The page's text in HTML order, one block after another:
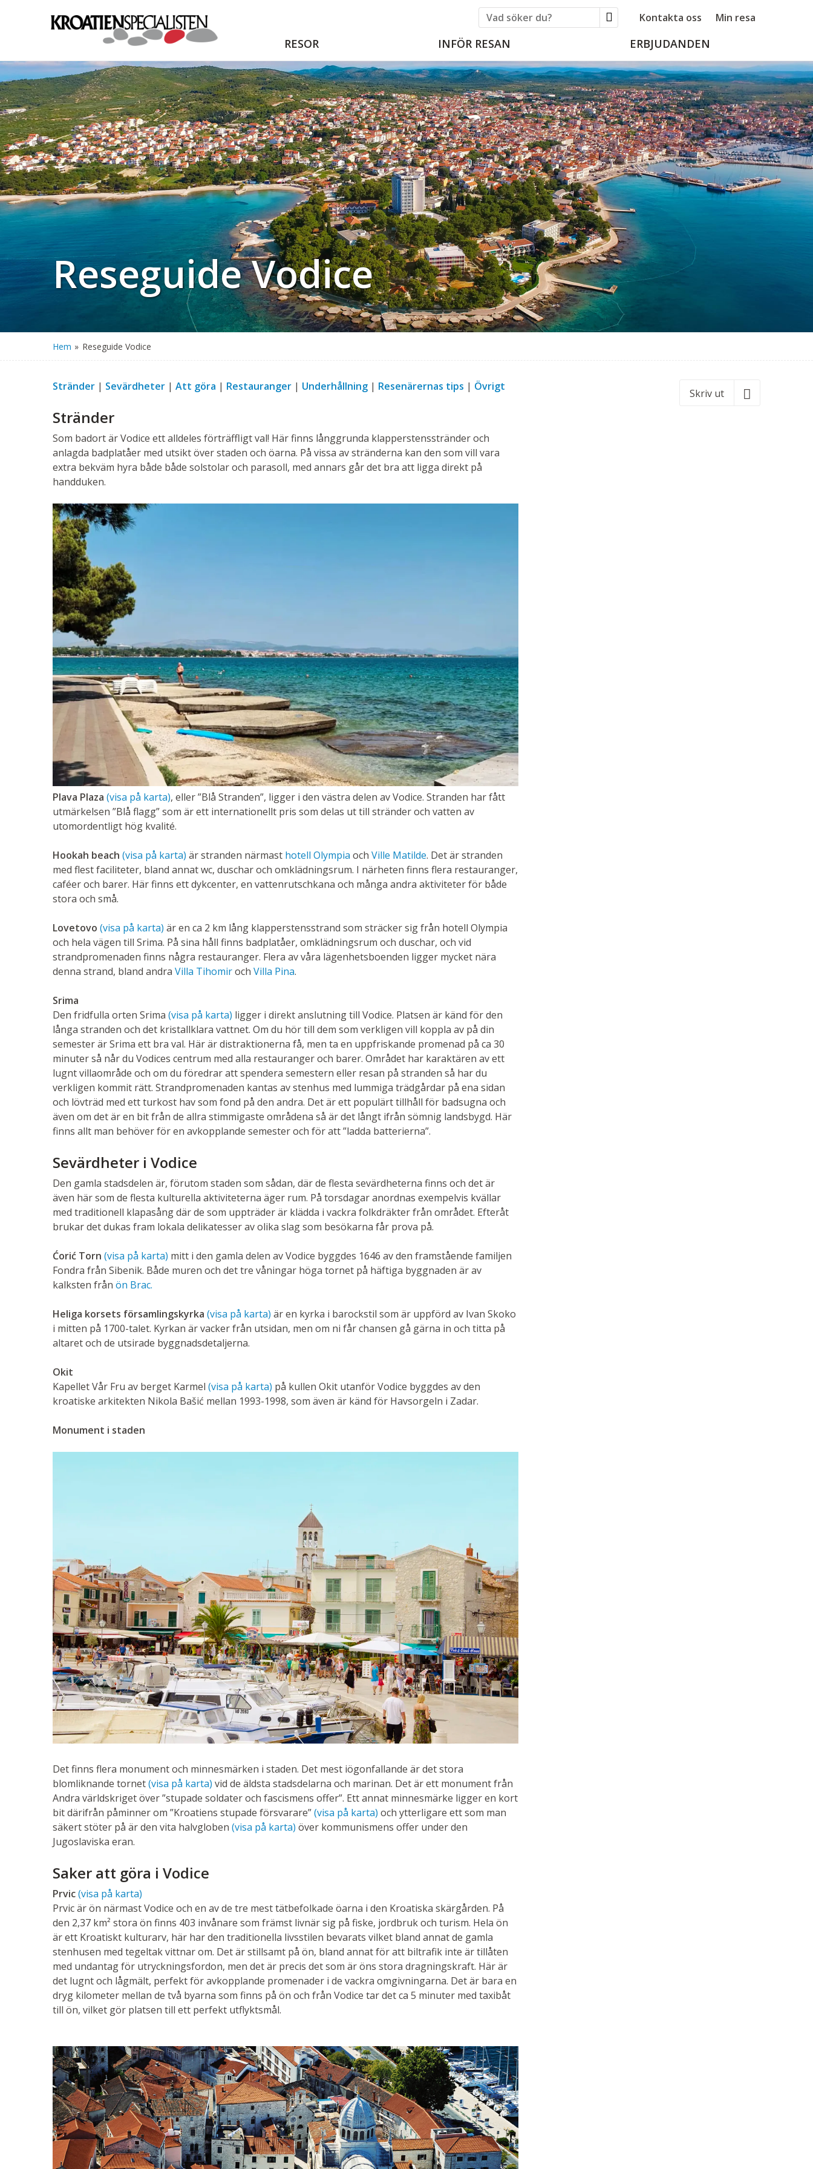
Kontakta oss Min resa
RESOR INFÖR RESAN ERBJUDANDEN
Reseguide Vodice
Hem » Reseguide Vodice
Stränder | Sevärdheter | Att göra | Restauranger | Underhållning | Resenärernas tips | Övrigt
Stränder
Som badort är Vodice ett alldeles förträffligt val! Här finns långgrunda klapperstensstränder och
anlagda badplatåer med utsikt över staden och öarna. På vissa av stränderna kan den som vill vara
extra bekväm hyra både både solstolar och parasoll, med annars går det bra att ligga direkt på
handduken.
Plava Plaza (visa på karta), eller ”Blå Stranden”, ligger i den västra delen av Vodice. Stranden har fått
utmärkelsen ”Blå flagg” som är ett internationellt pris som delas ut till stränder och vatten av
utomordentligt hög kvalité.
Hookah beach (visa på karta) är stranden närmast hotell Olympia och Ville Matilde. Det är stranden
med flest faciliteter, bland annat wc, duschar och omklädningsrum. I närheten finns flera restauranger,
caféer och barer. Här finns ett dykcenter, en vattenrutschkana och många andra aktiviteter för både
stora och små.
Lovetovo (visa på karta) är en ca 2 km lång klapperstensstrand som sträcker sig från hotell Olympia
och hela vägen till Srima. På sina håll finns badplatåer, omklädningsrum och duschar, och vid
strandpromenaden finns några restauranger. Flera av våra lägenhetsboenden ligger mycket nära
denna strand, bland andra Villa Tihomiroch Villa Pina.
Srima
Den fridfulla orten Srima (visa på karta) ligger i direkt anslutning till Vodice. Platsen är känd för den
långa stranden och det kristallklara vattnet. Om du hör till dem som verkligen vill koppla av på din
semester är Srima ett bra val. Här är distraktionerna få, men ta en uppfriskande promenad på ca 30
minuter så når du Vodices centrum med alla restauranger och barer. Området har karaktären av ett
lugnt villaområde och om du föredrar att spendera semestern eller resan på stranden så har du
verkligen kommit rätt. Strandpromenaden kantas av stenhus med lummiga trädgårdar på ena sidan
och lövträd med ett turkost hav som fond på den andra. Det är ett populärt tillhåll för badsugna och
även om det är en bit från de allra stimmigaste områdena så är det långt ifrån sömnig landsbygd. Här
finns allt man behöver för en avkopplande semester och för att ”ladda batterierna”.
Sevärdheter i Vodice
Den gamla stadsdelen är, förutom staden som sådan, där de flesta sevärdheterna finns och det är
även här som de flesta kulturella aktiviteterna äger rum. På torsdagar anordnas exempelvis kvällar
med traditionell klapasång där de som uppträder är klädda i vackra folkdräkter från området. Efteråt
brukar det dukas fram lokala delikatesser av olika slag som besökarna får prova på.
Ćorić Torn (visa på karta) mitt i den gamla delen av Vodice byggdes 1646 av den framstående familjen
Fondra från Sibenik. Både muren och det tre våningar höga tornet på häftiga byggnaden är av
kalksten från ön Brac.
Heliga korsets församlingskyrka (visa på karta) är en kyrka i barockstil som är uppförd av Ivan Skoko
i mitten på 1700-talet. Kyrkan är vacker från utsidan, men om ni får chansen gå gärna in och titta på
altaret och de utsirade byggnadsdetaljerna.
Okit
Kapellet Vår Fru av berget Karmel (visa på karta) på kullen Okit utanför Vodice byggdes av den
kroatiske arkitekten Nikola Bašić mellan 1993-1998, som även är känd för Havsorgeln i Zadar.
Monument i staden
Det finns flera monument och minnesmärken i staden. Det mest iögonfallande är det stora
blomliknande tornet(visa på karta) vid de äldsta stadsdelarna och marinan. Det är ett monument från
Andra världskriget över ”stupade soldater och fascismens offer”. Ett annat minnesmärke ligger en kort
bit därifrån påminner om ”Kroatiens stupade försvarare”(visa på karta) och ytterligare ett som man
säkert stöter på är den vita halvgloben (visa på karta) över kommunismens offer under den
Jugoslaviska eran.
Saker att göra i Vodice
Prvic(visa på karta)
Prvic är ön närmast Vodice och en av de tre mest tätbefolkade öarna i den Kroatiska skärgården. På
den 2,37 km² stora ön finns 403 invånare som främst livnär sig på fiske, jordbruk och turism. Hela ön
är ett Kroatiskt kulturarv, här har den traditionella livsstilen bevarats vilket bland annat de gamla
stenhusen med tegeltak vittnar om. Det är stillsamt på ön, bland annat för att biltrafik inte är tillåten
med undantag för utryckningsfordon, men det är precis det som är öns stora dragningskraft. Här är
det lugnt och lågmält, perfekt för avkopplande promenader i de vackra omgivningarna. Det är bara en
dryg kilometer mellan de två byarna som finns på ön och från Vodice tar det ca 5 minuter med taxibåt
till ön, vilket gör platsen till ett perfekt utflyktsmål.
Skriv ut